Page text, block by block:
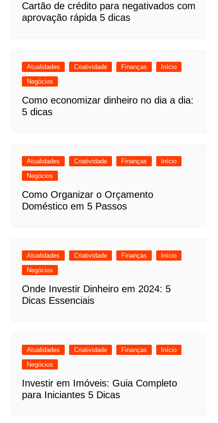
Cartão de crédito para negativados com
aprovação rápida 5 dicas
Atualidades Criatividade Finanças
Início
Negócios
Como economizar dinheiro no dia a dia:
5 dicas
Atualidades Criatividade Finanças
Início
Negócios
Como Organizar o Orçamento
Doméstico em 5 Passos
Atualidades Criatividade Finanças
Início
Negócios
Onde Investir Dinheiro em 2024: 5
Dicas Essenciais
Atualidades Criatividade Finanças
Início
Negócios
Investir em Imóveis: Guia Completo
para Iniciantes 5 Dicas